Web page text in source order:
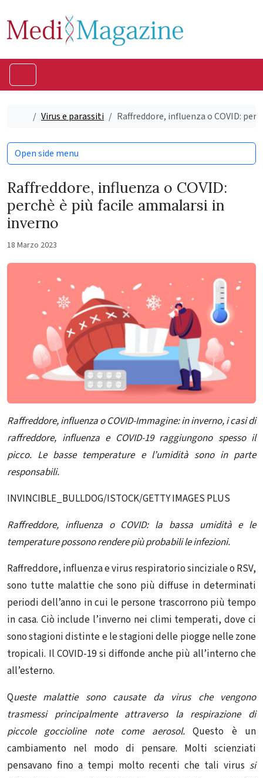
Home
Virus e parassiti Raffreddore, influenza o COVID:
Raffreddore, influenza o COVID:
perchè è più facile ammalarsi in
inverno
18 Marzo 2023
Raffreddore, influenza o COVID-Immagine: in inverno, i casi di
raffreddore, influenza e COVID-19 raggiungono spesso il
picco. Le basse temperature e l’umidità sono in parte
responsabili.
INVINCIBLE_BULLDOG/ISTOCK/GETTY IMAGES PLUS
Raffreddore, influenza o COVID: la bassa umidità e le
temperature possono rendere più probabili le infezioni.
Raffreddore, influenza e virus respiratorio sinciziale o RSV,
sono tutte malattie che sono più diffuse in determinati
periodi dell’anno in cui le persone trascorrono più tempo
in casa. Ciò include l’inverno nei climi temperati, dove ci
sono stagioni distinte e le stagioni delle piogge nelle zone
tropicali. Il COVID-19si diffonde anche più all’interno che
all’esterno.
Queste malattie sono causate da virus che vengono
trasmessi principalmente attraverso la respirazione di
piccole goccioline note come aerosol.Questo è un
cambiamento nel modo di pensare. Molti scienziati
pensavano fino a tempi molto recenti che tali virus si
Open side menu